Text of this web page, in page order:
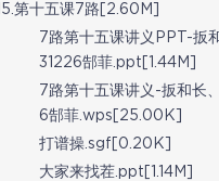
第十五课7路[2.60M]
7路第十五课讲义PPT-扳
31226郜菲.ppt[1.44M]
7路第十五课讲义-扳和长
6郜菲.wps[25.00K]
打谱操.sgf[0.20K]
大家来找茬.ppt[1.14M]